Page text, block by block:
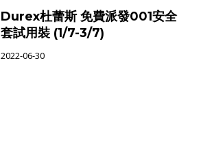
Durex杜蕾斯 免費派發001安全
套試用裝 (1/7-3/7)
2022-06-30